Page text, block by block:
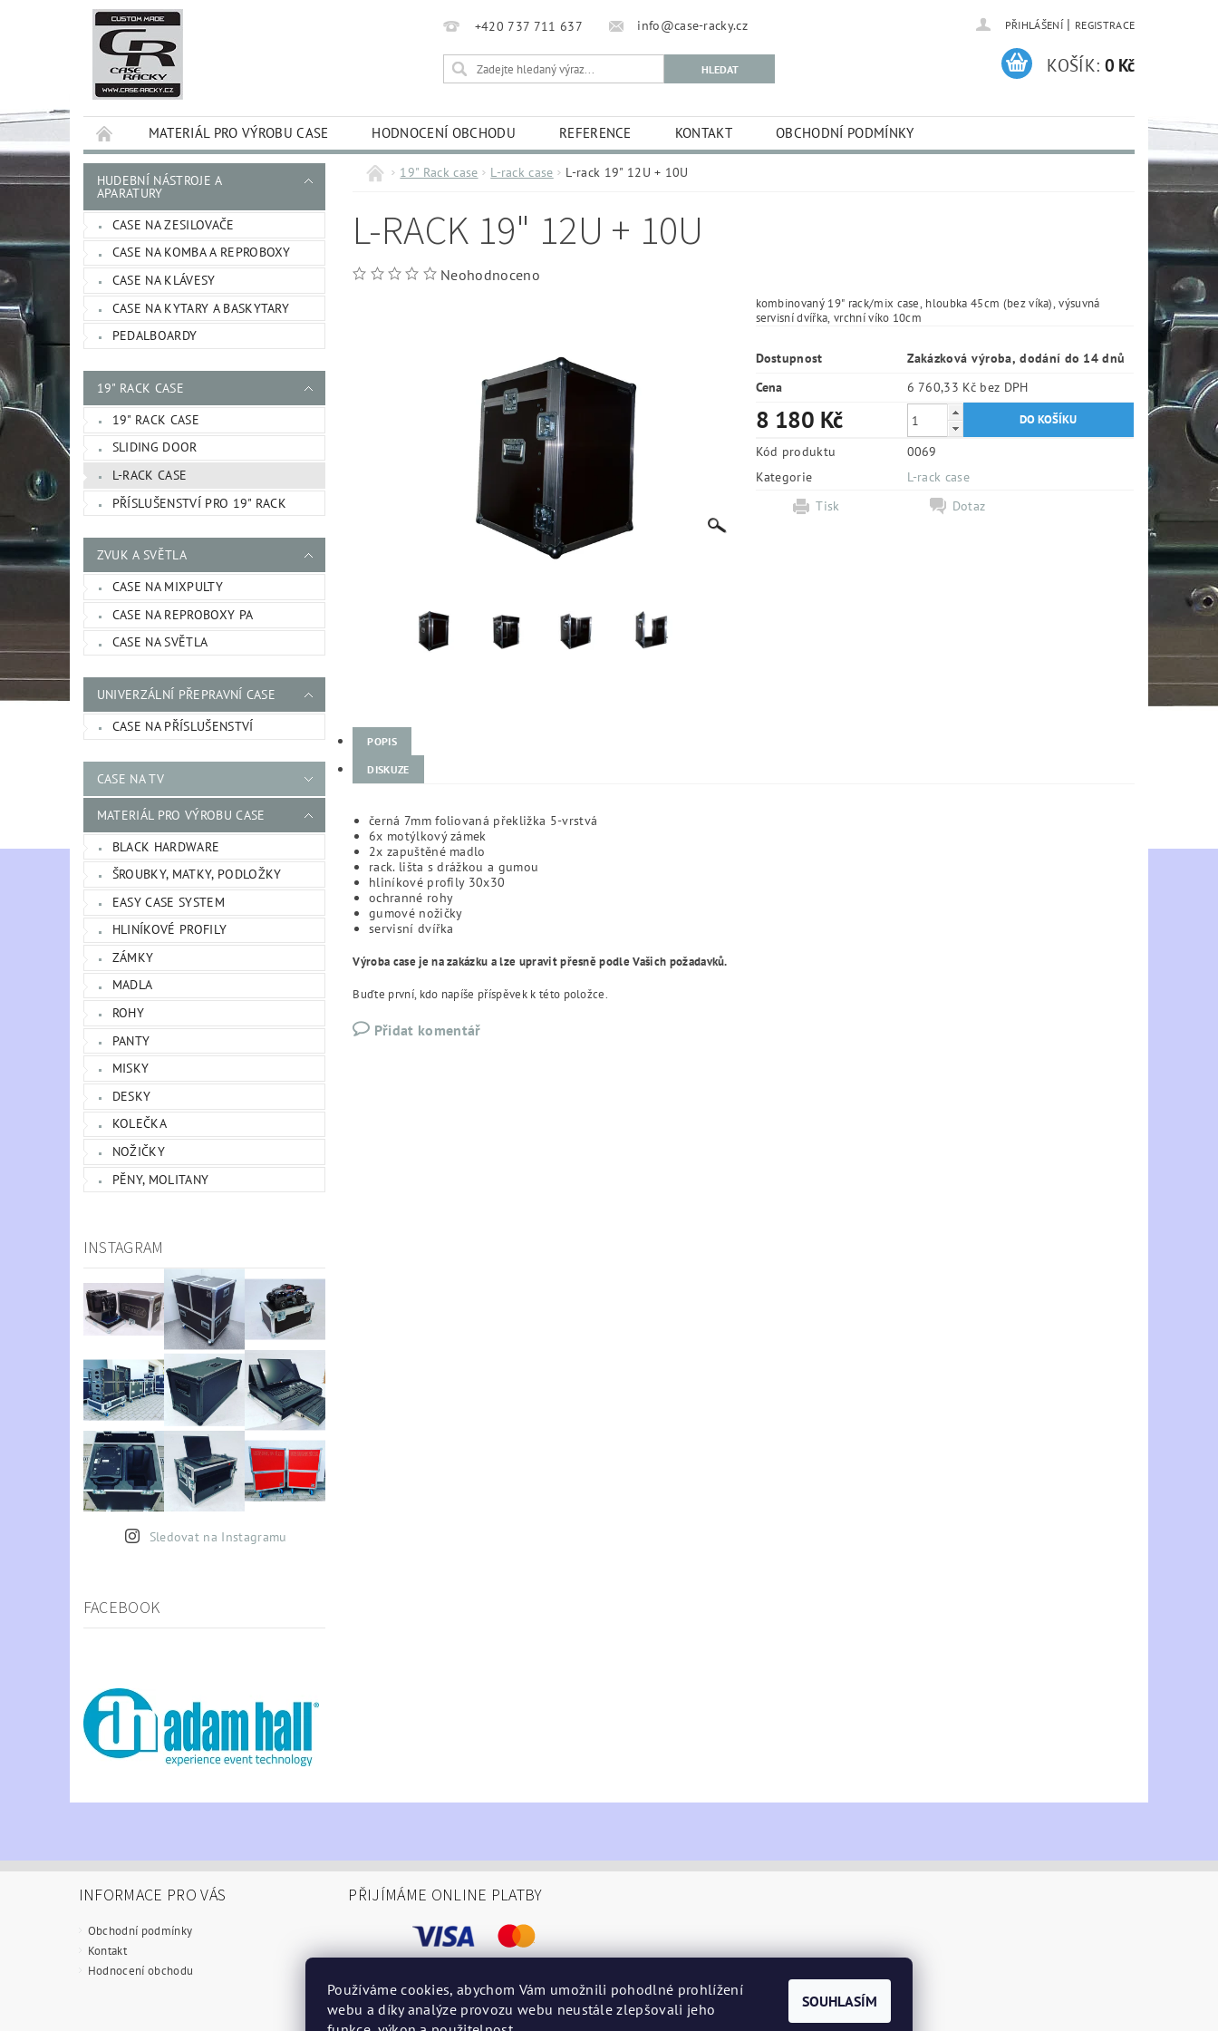
+420 737 711 637 info@case-racky.cz PŘIHLÁŠENÍ | REGISTRACE
KOŠÍK: 0 Kč
MATERIÁL PRO VÝROBU CASE HODNOCENÍ OBCHODU REFERENCE KONTAKT OBCHODNÍ PODMÍNKY
HUDEBNÍ NÁSTROJE A
APARATURY
CASE NA ZESILOVAČE
CASE NA KOMBA A REPROBOXY
CASE NA KLÁVESY
CASE NA KYTARY A BASKYTARY
PEDALBOARDY
19" RACK CASE
19" RACK CASE
SLIDING DOOR
L-RACK CASE
PŘÍSLUŠENSTVÍ PRO 19" RACK
ZVUK A SVĚTLA
CASE NA MIXPULTY
CASE NA REPROBOXY PA
CASE NA SVĚTLA
UNIVERZÁLNÍ PŘEPRAVNÍ CASE
CASE NA PŘÍSLUŠENSTVÍ
CASE NA TV
MATERIÁL PRO VÝROBU CASE
BLACK HARDWARE
ŠROUBKY, MATKY, PODLOŽKY
EASY CASE SYSTEM
HLINÍKOVÉ PROFILY
ZÁMKY
MADLA
ROHY
PANTY
MISKY
DESKY
KOLEČKA
NOŽIČKY
PĚNY, MOLITANY
INSTAGRAM
Sledovat na Instagramu
FACEBOOK
19" Rack case L-rack case L-rack 19" 12U + 10U
L-RACK 19" 12U + 10U
Neohodnoceno
kombinovaný 19" rack/mix case, hloubka 45cm (bez víka), výsuvná
servisní dvířka, vrchní víko 10cm
Dostupnost
Zakázková výroba, dodání do 14 dnů
Cena
6 760,33 Kč bez DPH
8 180 Kč
Kód produktu
0069
Kategorie
L-rack case
Tisk
Dotaz
POPIS
DISKUZE
černá 7mm foliovaná překližka 5-vrstvá
6x motýlkový zámek
2x zapuštěné madlo
rack. lišta s drážkou a gumou
hliníkové profily 30x30
ochranné rohy
gumové nožičky
servisní dvířka
Výroba case je na zakázku a lze upravit přesně podle Vašich požadavků.
Buďte první, kdo napíše příspěvek k této položce.
Přidat komentář
INFORMACE PRO VÁS
Obchodní podmínky
Kontakt
Hodnocení obchodu
PŘIJÍMÁME ONLINE PLATBY
podminky
Používáme cookies, abychom Vám umožnili pohodlné prohlížení
webu a díky analýze provozu webu neustále zlepšovali jeho
SOUHLASÍM